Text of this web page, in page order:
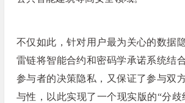
不仅如此，针对用户最为关心的数据
雷链将智能合约和密码学承诺系统结
参与者的决策隐私，又保证了参与双
与性，以此实现了一个现实版的“分歧